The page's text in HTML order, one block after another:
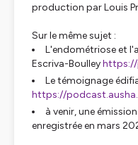
production par Louis
Sur le même sujet :
L'endométriose et
Escriva-Boulleyhttps://
Le témoignage
https://
à venir, une
enregistrée en mars